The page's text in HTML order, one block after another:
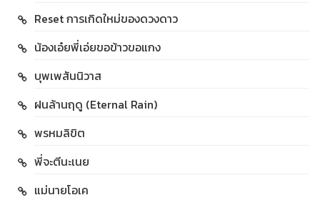
Reset การเกิดใหม่ของดวงดาว
น้องเอ๋ยพี่เอ่ยขอข้าวขอแกง
บุพเพสันนิวาส
ฝนล้านฤดู (Eternal Rain)
พรหมลิขิต
พี่จะตีนะเนย
แม่นายโอเค